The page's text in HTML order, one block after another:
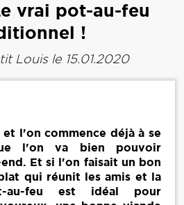
vrai pot-au-feu
!
Louisle 15.01.2020
l'on commence déjà à se
l'on va bien pouvoir
Et si l'on faisait un bon
qui réunit les amis et la
au-feu est idéal pour